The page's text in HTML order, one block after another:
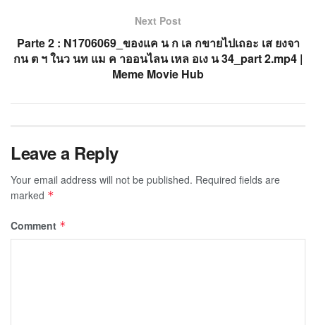
Next Post
Parte 2 : N1706069_ของแค น ก เล กขายไปเถอะ เส ยงจา
กน ต ฯ ในว นท แม ค าออนไลน เหล อเง น 34_part 2.mp4 |
Meme Movie Hub
Leave a Reply
Your email address will not be published. Required fields are
marked *
Comment *